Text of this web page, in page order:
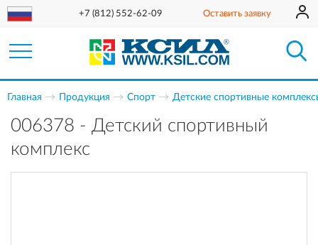
+7 (812) 552-62-09 Оставить заявку
Главная Продукция Спорт Детские спортивные
006378 - Детский спортивный
комплекс